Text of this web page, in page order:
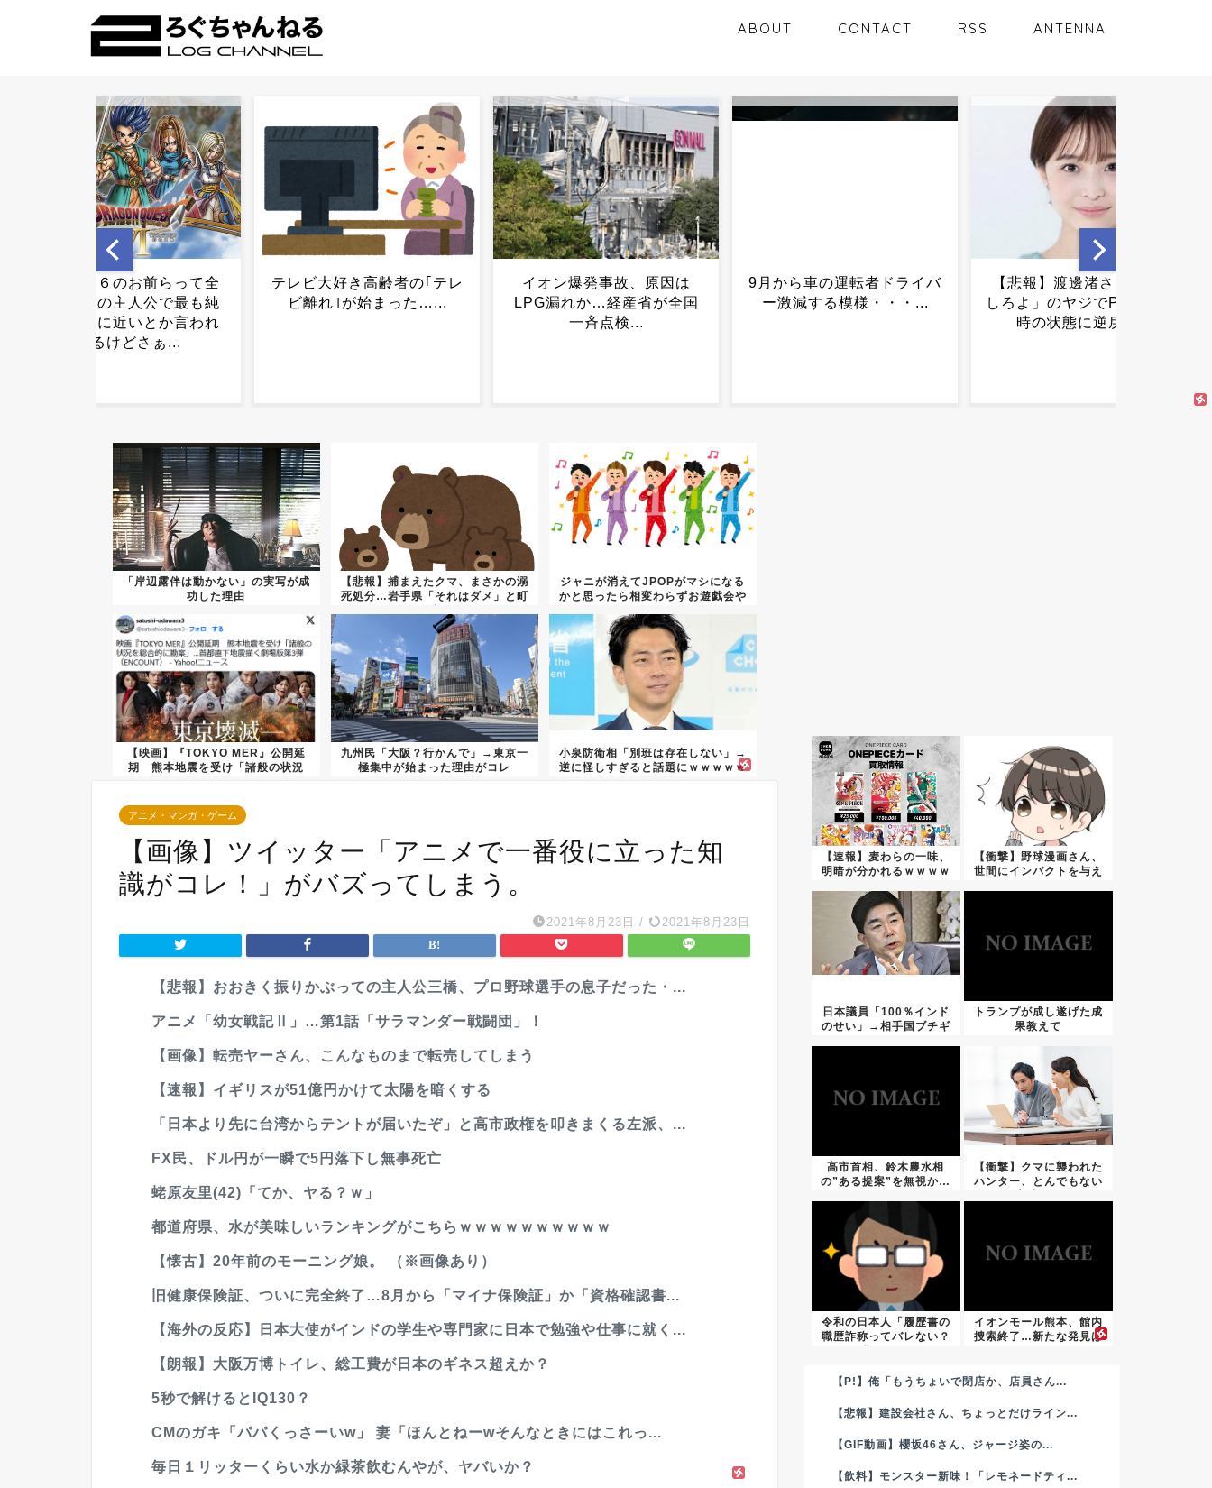
ABOUT CONTACT RSS ANTENNA
イオン爆発事故、原因は
LPG漏れか…経産省が全国
9月から車の運転者ドライバ
ー激減する模様・・・...
【悲報】渡邊渚さん「キス
しろよ」のヤジでPTSD発症
【悩み】ガリガリすぎて夏
何を着ればいいの？？？...
テレビ大好き高齢者の｢テレ
ビ離れ｣が始まった…...
「岸辺露伴は動かない」の実写が成
功した理由
【悲報】捕まえたクマ、まさかの溺
死処分…岩手県「それはダメ」と町
ジャニが消えてJPOPがマシになる
かと思ったら相変わらずお遊戯会や
【映画】『TOKYO MER』公開延
期 熊本地震を受け「諸般の状況
九州民「大阪？行かんで」→東京一
極集中が始まった理由がコレ
小泉防衛相「別班は存在しない」→
逆に怪しすぎると話題にｗｗｗｗｗ
アニメ・マンガ・ゲーム
【画像】ツイッター「アニメで一番役に立った知
識がコレ！」がバズってしまう。
2021年8月23日 / 2021年8月23日
【悲報】おおきく振りかぶっての主人公三橋、プロ野球選手の息子だった・...
アニメ「幼女戦記Ⅱ」…第1話「サラマンダー戦闘団」！
【画像】転売ヤーさん、こんなものまで転売してしまう
【速報】イギリスが51億円かけて太陽を暗くする
「日本より先に台湾からテントが届いたぞ」と高市政権を叩きまくる左派、...
FX民、ドル円が一瞬で5円落下し無事死亡
蛯原友里(42)「てか、ヤる？ｗ」
都道府県、水が美味しいランキングがこちらｗｗｗｗｗｗｗｗｗｗ
【懐古】20年前のモーニング娘。 （※画像あり）
旧健康保険証、ついに完全終了…8月から「マイナ保険証」か「資格確認書...
【海外の反応】日本大使がインドの学生や専門家に日本で勉強や仕事に就く...
【朗報】大阪万博トイレ、総工費が日本のギネス超えか？
5秒で解けるとIQ130？
CMのガキ「パパくっさーいw」 妻「ほんとねーwそんなときにはこれっ...
毎日１リッターくらい水か緑茶飲むんやが、ヤバいか？
【速報】麦わらの一味、
明暗が分かれるｗｗｗｗ
【衝撃】野球漫画さん、
世間にインパクトを与え
日本議員「100％インド
のせい」→相手国ブチギ
トランプが成し遂げた成
果教えて
高市首相、鈴木農水相
の”ある提案”を無視か…
【衝撃】クマに襲われた
ハンター、とんでもない
令和の日本人「履歴書の
職歴詐称ってバレない？
イオンモール熊本、館内
捜索終了…新たな発見は
【P!】俺「もうちょいで閉店か、店員さん...
【悲報】建設会社さん、ちょっとだけライン...
【GIF動画】櫻坂46さん、ジャージ姿の...
【飲料】モンスター新味！「レモネードティ...